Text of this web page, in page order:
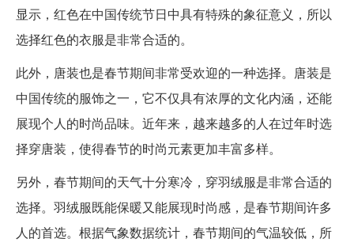
显示，红色在中国传统节日中具有特殊的象征意义，所以
选择红色的衣服是非常合适的。
此外，唐装也是春节期间非常受欢迎的一种选择。唐装是
中国传统的服饰之一，它不仅具有浓厚的文化内涵，还能
展现个人的时尚品味。近年来，越来越多的人在过年时选
择穿唐装，使得春节的时尚元素更加丰富多样。
另外，春节期间的天气十分寒冷，穿羽绒服是非常合适的
选择。羽绒服既能保暖又能展现时尚感，是春节期间许多
人的首选。根据气象数据统计，春节期间的气温较低，所